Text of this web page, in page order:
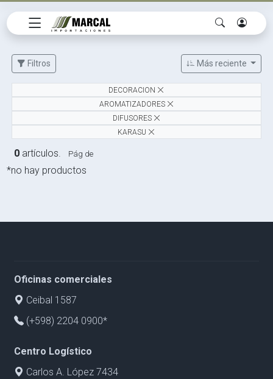
Filtros Más reciente
DECORACION
AROMATIZADORES
DIFUSORES
KARASU
*no hay productos
0 artículos. Pág de
Oficinas comerciales
Ceibal 1587
(+598) 2204 0900*
Centro Logístico
Carlos A. López 7434